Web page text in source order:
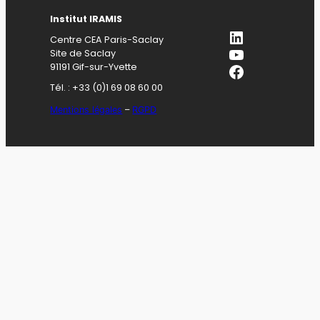
Institut IRAMIS
Centre CEA Paris-Saclay
Site de Saclay
91191 Gif-sur-Yvette
Tél. : +33 (0)1 69 08 60 00
Mentions légales – RGPD
LinkedIn
YouTube
Facebook